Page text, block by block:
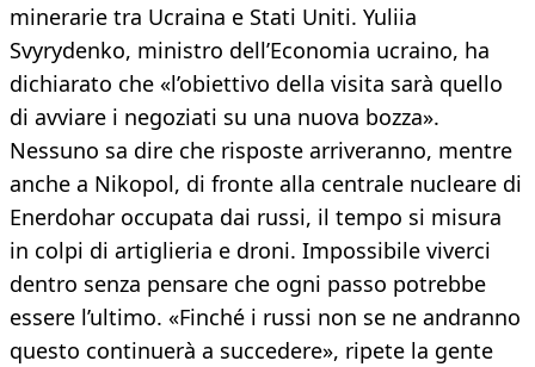
minerarie tra Ucraina e Stati Uniti. Yuliia
Svyrydenko, ministro dell’Economia ucraino, ha
dichiarato che «l’obiettivo della visita sarà quello
di avviare i negoziati su una nuova bozza».
Nessuno sa dire che risposte arriveranno, mentre
anche a Nikopol, di fronte alla centrale nucleare di
Enerdohar occupata dai russi, il tempo si misura
in colpi di artiglieria e droni. Impossibile viverci
dentro senza pensare che ogni passo potrebbe
essere l’ultimo. «Finché i russi non se ne andranno
questo continuerà a succedere», ripete la gente